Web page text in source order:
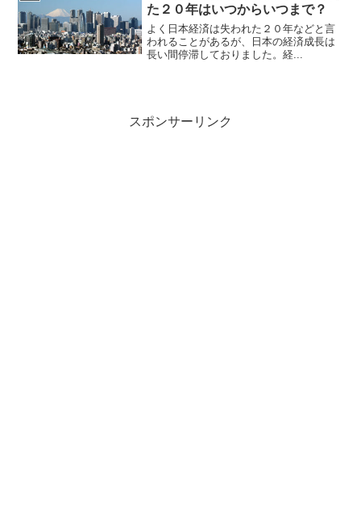
た２０年はいつからいつまで？
よく日本経済は失われた２０年などと言
われることがあるが、日本の経済成長は
長い間停滞しておりました。経...
スポンサーリンク